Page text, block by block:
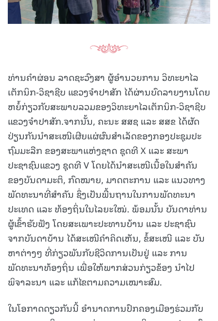
ທ່ານຄຳຜ່ອນ ລາດຊະວົງສາ ຜູ້ອຳນວຍການ ວິທະຍາໄລ
ເຕັກນິກ-ວິຊາຊີບ ແຂວງຈຳປາສັກ ໄດ້ຜ່ານບົດລາຍງານໂດຍ
ຫຍໍ້ກ່ຽວກັບສະພາບລວມຂອງວິທະຍາໄລເຕັກນິກ-ວິຊາຊີບ
ແຂວງຈຳປາສັກ.ຈາກນັ້ນ, ຄະນະ ສສຊ ແລະ ສສຂ ໄດ້ຜັດ
ປ່ຽນກັນນຳສະເໜີເຜີຍແຜ່ຜົນສຳເລັດຂອງກອງປະຊຸມປະ
ຖົມມະລືກ ຂອງສະພາແຫ່ງຊາດ ຊຸດທີ X ແລະ ສະພາ
ປະຊາຊົນແຂວງ ຊຸດທີ V ໂດຍໄດ້ນຳສະເໜີເນື້ອໃນສຳຄັນ
ຂອງບັນດາມະຕິ, ກົດໝາຍ, ມາດຕະການ ແລະ ແນວທາງ
ພັດທະນາທີ່ສຳຄັນ ຊຶ່ງເປັນພື້ນຖານໃນການພັດທະນາ
ປະເທດ ແລະ ທ້ອງຖິ່ນໃນໄລຍະໃໝ່. ພ້ອມນັ້ນ ບັນດາທ່ານ
ຜູ້ເຂົ້າຮັບຟັງ ໂດຍສະເພາະປະທານບ້ານ ແລະ ປະຊາຊົນ
ຈາກບັນດາບ້ານ ໄດ້ສະເໜີຄຳຄິດເຫັນ, ຂໍ້ສະເໜີ ແລະ ບັນ
ຫາຕ່າງໆ ທີ່ກ່ຽວພັນກັບຊີວິດການເປັນຢູ່ ແລະ ການ
ພັດທະນາທ້ອງຖິ່ນ ເພື່ອໃຫ້ພາກສ່ວນກ່ຽວຂ້ອງ ນຳໄປ
ພິຈາລະນາ ແລະ ແກ້ໄຂຕາມຄວາມເໝາະສົມ.
ໃນໂອກາດດຽວກັນນີ້ ອຳນາດການປົກຄອງເມືອງຮ່ວມກັບ